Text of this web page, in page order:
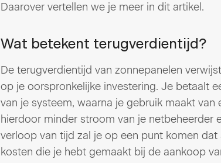
Daarover vertellen we je meer in dit artikel.
Wat betekent terugverdientijd?
De terugverdientijd van zonnepanelen
op je oorspronkelijke investering. Je betaalt
van je systeem, waarna je gebruik maakt
hierdoor minder stroom van je netbeheerder
verloop van tijd zal je op een punt komen
kosten die je hebt gemaakt bij de aankoop